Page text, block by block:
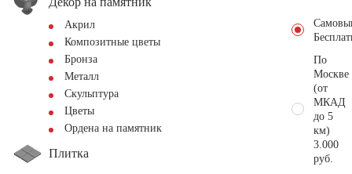
Акрил
Композитные цветы
Бронза
Металл
Скульптура
Цветы
Ордена на памятник
Плитка
По
Москве
(от
МКАД
до 5
км)
3.000
руб.